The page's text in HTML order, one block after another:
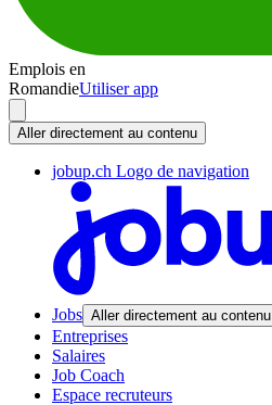
Emplois en
RomandieUtiliser app
Aller directement au contenu
jobup.ch Logo de navigation
Jobs Aller directement au contenu
Entreprises
Salaires
Job Coach
Espace recruteurs